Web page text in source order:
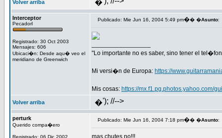
Volver arriba �
Interceptor
Pecadorl
Registrado: 30 Oct 2003
Mensajes: 606
Ubicaci�n: Desde aqu� veo el
meridiano de Greenwich
Publicado: Mie Jun 16, 2004 5:49 pm�� �Asunto:
"Lo importante no es saber, sino tener el
Mi versi�n de Europa: https://
Mis cosas: https://mx.f1.pg.photos.yahoo.com/
Volver arriba �'); //-->
perturk
Querido compa�ero
Registrado: 06 Dic 2002
Publicado: Mie Jun 16, 2004 7:18 pm�� �Asunto:
mas chutes no!!!